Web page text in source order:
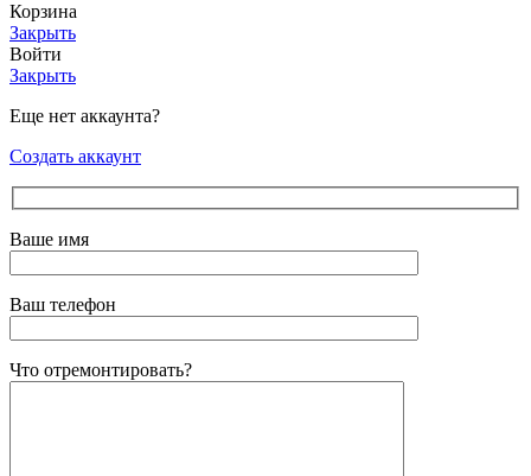
Корзина
Закрыть
Войти
Закрыть
Еще нет аккаунта?
Создать аккаунт
Ваше имя
Ваш телефон
Что отремонтировать?